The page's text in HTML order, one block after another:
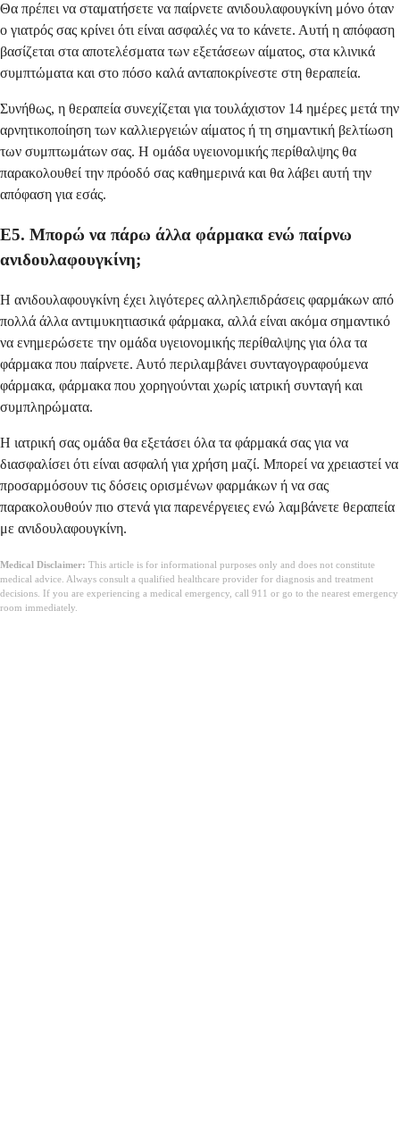
Θα πρέπει να σταματήσετε να παίρνετε ανιδουλαφουγκίνη μόνο όταν
ο γιατρός σας κρίνει ότι είναι ασφαλές να το κάνετε. Αυτή η απόφαση
βασίζεται στα αποτελέσματα των εξετάσεων αίματος, στα κλινικά
συμπτώματα και στο πόσο καλά ανταποκρίνεστε στη θεραπεία.
Συνήθως, η θεραπεία συνεχίζεται για τουλάχιστον 14 ημέρες μετά την
αρνητικοποίηση των καλλιεργειών αίματος ή τη σημαντική βελτίωση
των συμπτωμάτων σας. Η ομάδα υγειονομικής περίθαλψης θα
παρακολουθεί την πρόοδό σας καθημερινά και θα λάβει αυτή την
απόφαση για εσάς.
Ε5. Μπορώ να πάρω άλλα φάρμακα ενώ παίρνω
ανιδουλαφουγκίνη;
Η ανιδουλαφουγκίνη έχει λιγότερες αλληλεπιδράσεις φαρμάκων από
πολλά άλλα αντιμυκητιασικά φάρμακα, αλλά είναι ακόμα σημαντικό
να ενημερώσετε την ομάδα υγειονομικής περίθαλψης για όλα τα
φάρμακα που παίρνετε. Αυτό περιλαμβάνει συνταγογραφούμενα
φάρμακα, φάρμακα που χορηγούνται χωρίς ιατρική συνταγή και
συμπληρώματα.
Η ιατρική σας ομάδα θα εξετάσει όλα τα φάρμακά σας για να
διασφαλίσει ότι είναι ασφαλή για χρήση μαζί. Μπορεί να χρειαστεί να
προσαρμόσουν τις δόσεις ορισμένων φαρμάκων ή να σας
παρακολουθούν πιο στενά για παρενέργειες ενώ λαμβάνετε θεραπεία
με ανιδουλαφουγκίνη.
Medical Disclaimer: This article is for informational purposes only and does not constitute
medical advice. Always consult a qualified healthcare provider for diagnosis and treatment
decisions. If you are experiencing a medical emergency, call 911 or go to the nearest emergency
room immediately.